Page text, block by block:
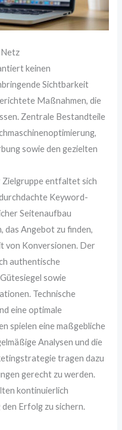
keinen
Sichtbarkeit
Maßnahmen, die
Zentrale Bestandteile
sowie den gezielten
Zielgruppe entfaltet sich
Keyword-
Seitenaufbau
das Angebot zu finden,
von Konversionen. Der
authentische
sowie
Technische
eine optimale
spielen eine maßgebliche
Analysen und die
tragen dazu
gerecht zu werden.
kontinuierlich
Erfolg zu sichern.